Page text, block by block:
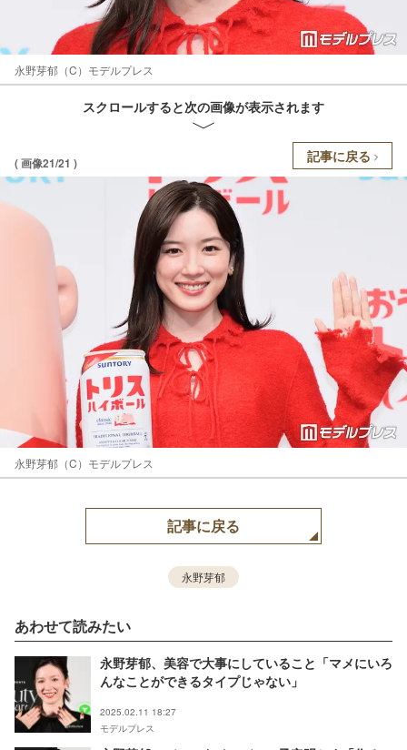
永野芽郁（C）モデルプレス
スクロールすると次の画像が表示されます
( 画像21/21 ) 記事に戻る
永野芽郁（C）モデルプレス
記事に戻る
永野芽郁
あわせて読みたい
永野芽郁、美容で大事にしていること「マメにいろ
んなことができるタイプじゃない」
2025.02.11 18:27
モデルプレス